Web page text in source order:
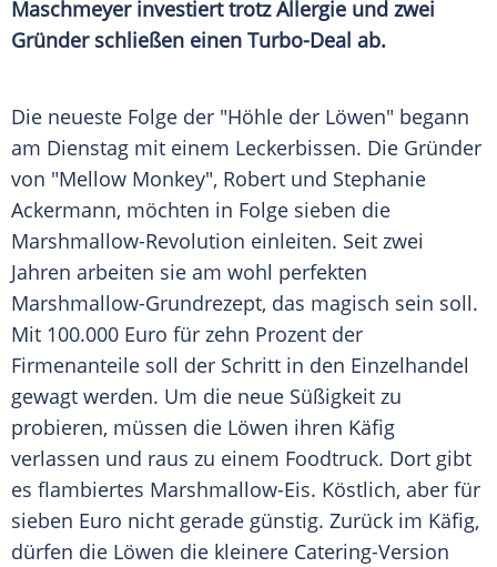
Maschmeyerinvestiert trotz Allergie und zwei
Gründer schließen einen Turbo-Deal ab.
Die neueste Folge der "Höhle der Löwen" begann
am Dienstag mit einem Leckerbissen. Die Gründer
von "Mellow Monkey", Robert und Stephanie
Ackermann, möchten in Folge sieben die
Marshmallow-Revolution einleiten. Seit zwei
Jahren arbeiten sie am wohl perfekten
Marshmallow-Grundrezept, das magisch sein soll.
Mit 100.000 Euro für zehn Prozent der
Firmenanteile soll der Schritt in den Einzelhandel
gewagt werden. Um die neue Süßigkeit zu
probieren, müssen die Löwen ihren Käfig
verlassen und raus zu einem Foodtruck. Dort gibt
es flambiertes Marshmallow-Eis. Köstlich, aber für
sieben Euro nicht gerade günstig. Zurück im Käfig,
dürfen die Löwen die kleinere Catering-Version